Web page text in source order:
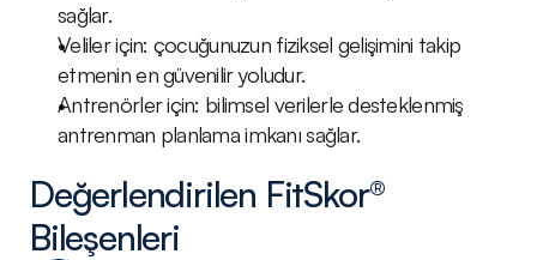
sağlar.
Veliler için: çocuğunuzun fiziksel gelişimini takip
etmenin en güvenilir yoludur.
Antrenörler için: bilimsel verilerle desteklenmiş
antrenman planlama imkanı sağlar.
Değerlendirilen FitSkor®
Bileşenleri